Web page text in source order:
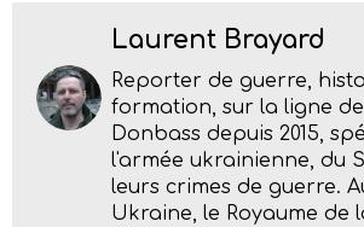
Laurent Brayard
Reporter de guerre,
formation, sur la ligne
Donbass depuis 2015,
l'armée ukrainienne, du
leurs crimes de guerre.
Ukraine, le Royaume de